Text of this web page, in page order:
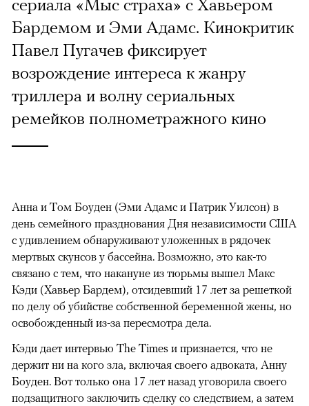
Бардемом и Эми Адамс. Кинокритик
Павел Пугачев фиксирует
возрождение интереса к жанру
триллера и волну сериальных
ремейков полнометражного кино
Анна и Том Боуден (Эми Адамс и Патрик Уилсон) в
день семейного празднования Дня независимости США
с удивлением обнаруживают уложенных в рядочек
мертвых скунсов у бассейна. Возможно, это как-то
связано с тем, что накануне из тюрьмы вышел Макс
Кэди (Хавьер Бардем), отсидевший 17 лет за решеткой
по делу об убийстве собственной беременной жены, но
освобожденный из-за пересмотра дела.
Кэди дает интервью The Times и признается, что не
держит ни на кого зла, включая своего адвоката, Анну
Боуден. Вот только она 17 лет назад уговорила своего
подзащитного заключить сделку со следствием, а затем